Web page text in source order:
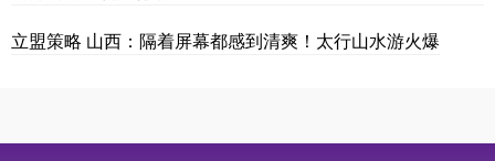
立盟策略 山西：隔着屏幕都感到清爽！太行山水游火爆